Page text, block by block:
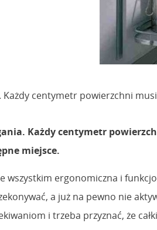
centymetr powierzchni
Każdy centymetr
miejsce.
wszystkim ergonomiczna i
a już na pewno nie
i trzeba przyznać, że